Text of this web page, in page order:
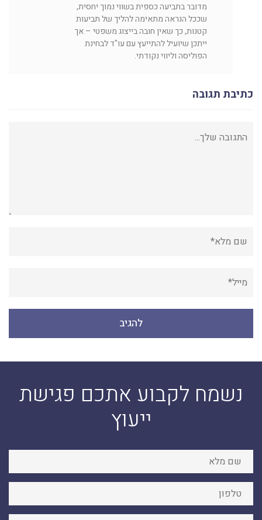
מדובר בתביעה כספית בשווי נמוך יחסית,
שככל הנראה מתאימה להליך של תביעות
קטנות, כך שאין חובה בייצוג משפטי – אך
ייתכן שיועיל להתייעץ עם עו"ד לבחינת
הפוליסה וליווי נקודתי.
כתיבת תגובה
נשמח לקבוע אתכם פגישת
ייעוץ